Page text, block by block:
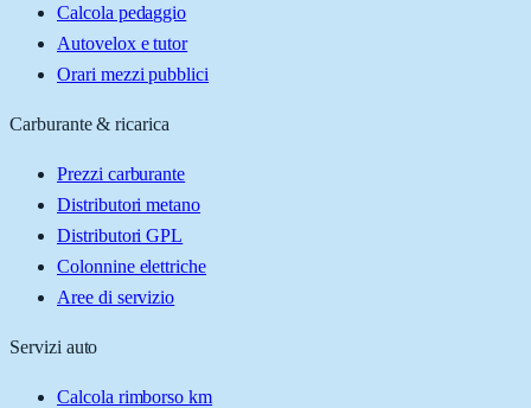
Calcola pedaggio
Autovelox e tutor
Orari mezzi pubblici
Carburante & ricarica
Prezzi carburante
Distributori metano
Distributori GPL
Colonnine elettriche
Aree di servizio
Servizi auto
Calcola rimborso km